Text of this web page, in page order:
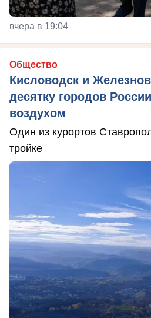
вчера в 19:04
Общество
Кисловодск и
десятку городов
воздухом
Один из курортов
тройке